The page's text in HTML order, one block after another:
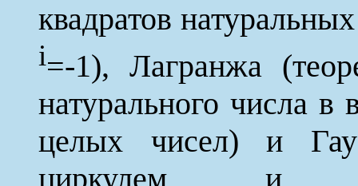
квадратов
i=-1), Лагранжа
натурального числа в
целых чисел) и
циркулем и